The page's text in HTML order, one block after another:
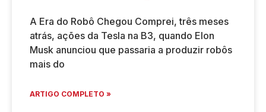
A Era do Robô Chegou Comprei, três meses
atrás, ações da Tesla na B3, quando Elon
Musk anunciou que passaria a produzir robôs
mais do
ARTIGO COMPLETO »